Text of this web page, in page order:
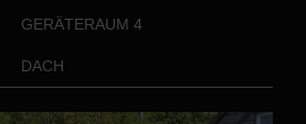
GERÄTERAUM 4
DACH